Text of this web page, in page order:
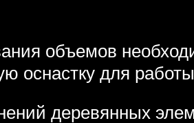
объемов
оснастку для
деревянных